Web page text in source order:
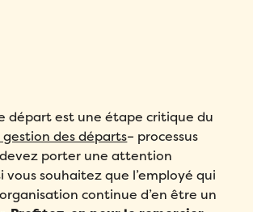
départ est une étape critique du
gestion des départs– processus
porter une attention
vous souhaitez que l’employé qui
continue d’en être un